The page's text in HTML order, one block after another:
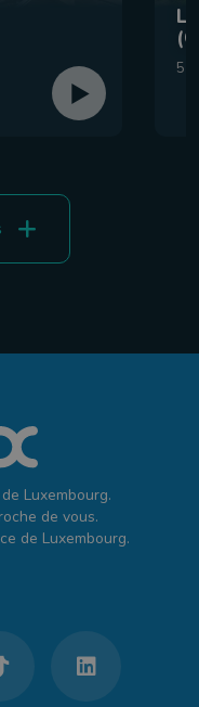
5
Luxembourg.
de vous.
de Luxembourg.